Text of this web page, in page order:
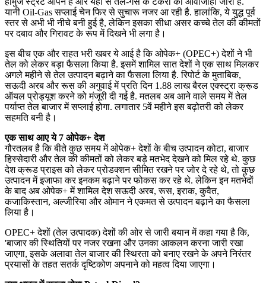
यानी Oil-Gas सप्लाई चेन फिर से सुचारू नजर आ रही है. हालांकि, ये युद्ध पूर्व
स्तर से अभी भी नीचे बनी हुई है, लेकिन इसका सीधा असर कच्चे तेल की कीमतों
पर दबाव और गिरावट के रूप में दिखने भी लगा है।
इस बीच एक और राहत भरी खबर ये आई है कि ओपेक+ (OPEC+) देशों ने भी
तेल को लेकर बड़ा फैसला किया है. इसमें शामिल सात देशों ने एक साथ मिलकर
अगले महीने से तेल उत्पादन बढ़ाने का फैसला लिया है. रिपोर्ट के मुताबिक,
सऊदी अरब और रूस की अगुवाई में प्रति दिन 1.88 लाख बैरल एक्स्ट्रा क्रू़ड
ऑयल प्रोड्यूश करने को मंजूरी दी गई है. मतलब अब आने वाले समय में तेल
पर्याप्त तेल बाजार में सप्लाई होगा. लगातार 5वें महीने इस बढ़ोतरी को लेकर
सहमति बनी है।
एक साथ आए ये 7 ओपेक+ देश
गौरतलब है कि बीते कुछ समय में ओपेक+ देशों के बीच उत्पादन कोटा, बाजार
हिस्सेदारी और तेल की कीमतों को लेकर बड़े मतभेद देखने को मिल रहे थे. कुछ
देश क्रूड प्राइस को लेकर प्रोडक्शन सीमित रखने पर जोर दे रहे थे, तो कुछ
उत्पादन में इजाफा कर इनकम बढ़ाने पर फोकस कर रहे थे. लेकिन इन मतभेदों
के बाद अब ओपेक+ में शामिल देश सऊदी अरब, रूस, इराक, कुवैत,
कजाकिस्तान, अल्जीरिया और ओमान ने एकमत से उत्पादन बढ़ाने का फैसला
लिया है।
OPEC+ देशों (तेल उत्पादक) देशों की ओर से जारी बयान में कहा गया है कि,
'बाजार की स्थितियों पर नजर रखना और उनका आकलन करना जारी रखा
जाएगा, इसके अलावा तेल बाजार की स्थिरता को बनाए रखने के अपने निरंतर
प्रयासों के तहत सतर्क दृष्टिकोण अपनाने को महत्व दिया जाएगा।